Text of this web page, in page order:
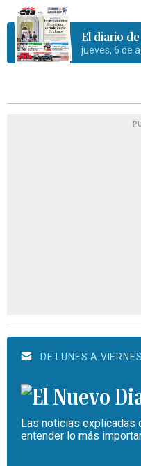
El diario
jueves, 6 de
DE LUNES A VIERNES
Las noticias explicadas
entender lo más